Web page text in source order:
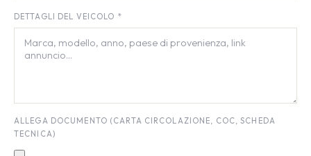
DETTAGLI DEL VEICOLO *
ALLEGA DOCUMENTO (CARTA CIRCOLAZIONE, COC, SCHEDA
TECNICA)